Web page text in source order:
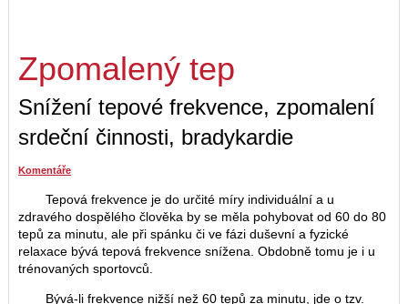
Zpomalený tep
Snížení tepové frekvence, zpomalení
srdeční činnosti, bradykardie
Komentáře
Tepová frekvence je do určité míry individuální a u
zdravého dospělého člověka by se měla pohybovat od 60 do 80
tepů za minutu, ale při spánku či ve fázi duševní a fyzické
relaxace bývá tepová frekvence snížena. Obdobně tomu je i u
trénovaných sportovců.
Bývá-li frekvence nižší než 60 tepů za minutu, jde o tzv.